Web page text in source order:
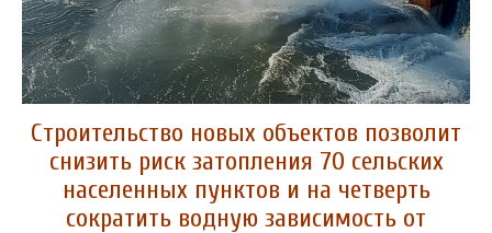
Строительство новых объектов позволит
снизить риск затопления 70 сельских
населенных пунктов и на четверть
сократить водную зависимость от